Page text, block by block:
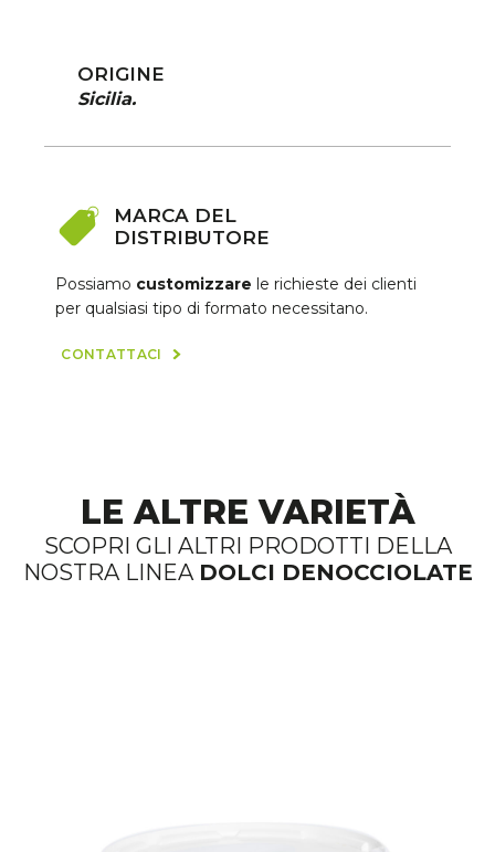
ORIGINE
Sicilia.
MARCA DEL
DISTRIBUTORE
Possiamo customizzare le richieste dei clienti
per qualsiasi tipo di formato necessitano.
CONTATTACI
LE ALTRE VARIETÀ
SCOPRI GLI ALTRI PRODOTTI DELLA
NOSTRA LINEA DOLCI DENOCCIOLATE